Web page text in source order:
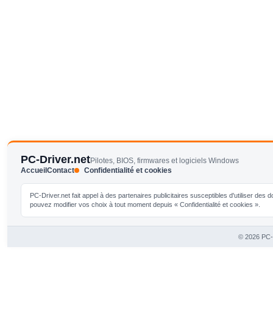
PC-Driver.netPilotes, BIOS, firmwares et logiciels Windows
AccueilContact Confidentialité et cookies
PC-Driver.net fait appel à des partenaires publicitaires susceptibles d'utiliser
pouvez modifier vos choix à tout moment depuis « Confidentialité et cookies ».
© 2026